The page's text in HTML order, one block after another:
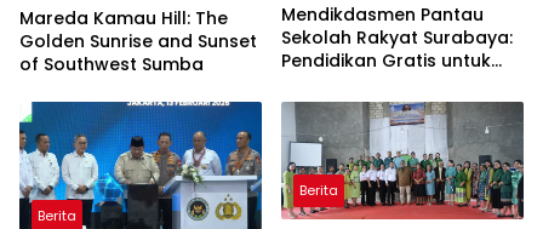
Mareda Kamau Hill: The
Golden Sunrise and Sunset
of Southwest Sumba
Mendikdasmen Pantau
Sekolah Rakyat Surabaya:
Pendidikan Gratis untuk
Berita
Berita